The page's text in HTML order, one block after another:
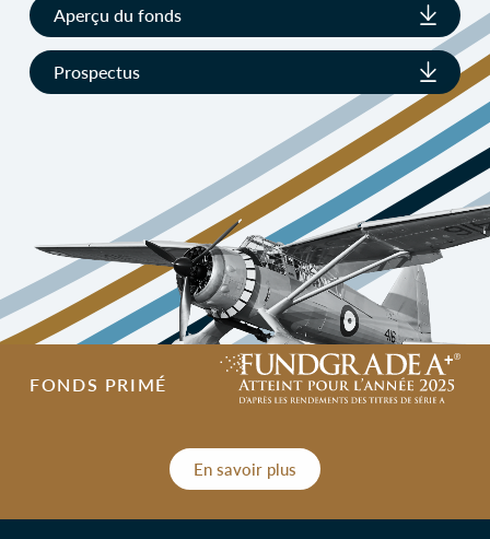
Aperçu du fonds
Prospectus
FONDS PRIMÉ
En savoir plus